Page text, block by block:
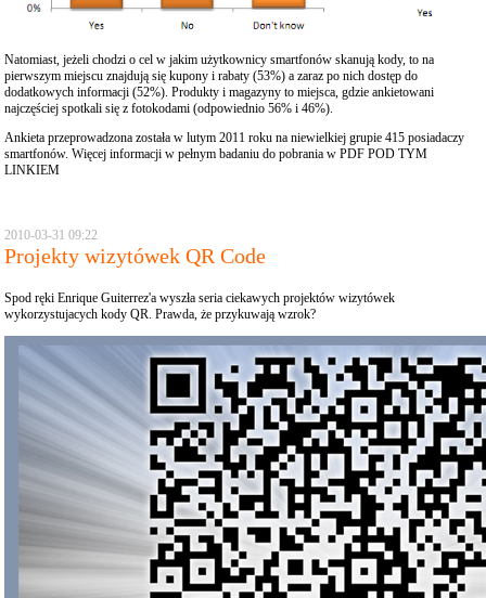
Natomiast, jeżeli chodzi o cel w jakim użytkownicy smartfonów skanują kody, to na
pierwszym miejscu znajdują się kupony i rabaty (53%) a zaraz po nich dostęp do
dodatkowych informacji (52%). Produkty i magazyny to miejsca, gdzie ankietowani
najczęściej spotkali się z fotokodami (odpowiednio 56% i 46%).
Ankieta przeprowadzona została w lutym 2011 roku na niewielkiej grupie 415 posiadaczy
smartfonów. Więcej informacji w pełnym badaniu do pobrania wPDF POD TYM
LINKIEM
2010-03-31 09:22
Projekty wizytówek QR Code
Spod ręki Enrique Guiterrez'a wyszła seria ciekawych projektów wizytówek
wykorzystujacych kody QR. Prawda, że przykuwają wzrok?